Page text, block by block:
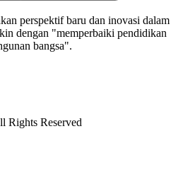
perspektif baru dan inovasi dalam
dengan "memperbaiki pendidikan
bangsa".
Rights Reserved